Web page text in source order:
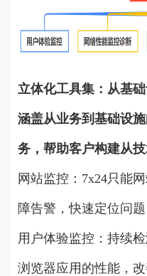
立体化工具集：从基
涵盖从业务到基础设
务，帮助客户构建从
网站监控：7x24只能
障告警，快速定位问题
用户体验监控：持续
浏览器应用的性能，